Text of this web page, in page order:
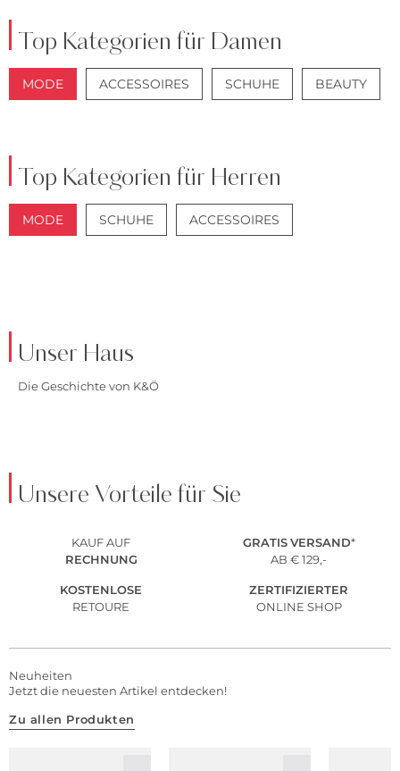
Top Kategorien für Damen
MODE ACCESSOIRES SCHUHE BEAUTY
Top Kategorien für Herren
MODE SCHUHE ACCESSOIRES
Unser Haus
Die Geschichte von K&Ö
Unsere Vorteile für Sie
KAUF AUF
RECHNUNG
GRATIS VERSAND*
AB € 129,-
KOSTENLOSE
RETOURE
ZERTIFIZIERTER
ONLINE SHOP
Neuheiten
Jetzt die neuesten Artikel entdecken!
Zu allen Produkten